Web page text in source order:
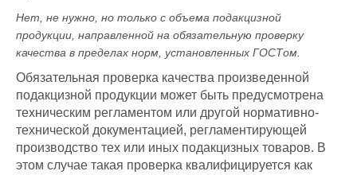
Нет, не нужно, но только с объема подакцизной
продукции, направленной на обязательную проверку
качества в пределах норм, установленных ГОСТом.
Обязательная проверка качества произведенной
подакцизной продукции может быть предусмотрена
техническим регламентом или другой нормативно-
технической документацией, регламентирующей
производство тех или иных подакцизных товаров. В
этом случае такая проверка квалифицируется как